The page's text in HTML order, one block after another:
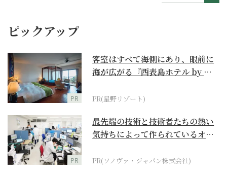
ピックアップ
PR
客室はすべて海側にあり、眼前に
海が広がる『西表島ホテル by 星
PR(星野リゾート)
PR
最先端の技術と技術者たちの熱い
気持ちによって作られているオー
PR(ソノヴァ・ジャパン株式会社)